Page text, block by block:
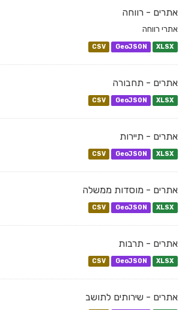
אתרים - רווחה
אתרי רווחה
CSV GeoJSON XLSX
אתרים - תחבורה
CSV GeoJSON XLSX
אתרים - תיירות
CSV GeoJSON XLSX
אתרים - מוסדות ממשלה
CSV GeoJSON XLSX
אתרים - תרבות
CSV GeoJSON XLSX
אתרים - שירותים לתושב